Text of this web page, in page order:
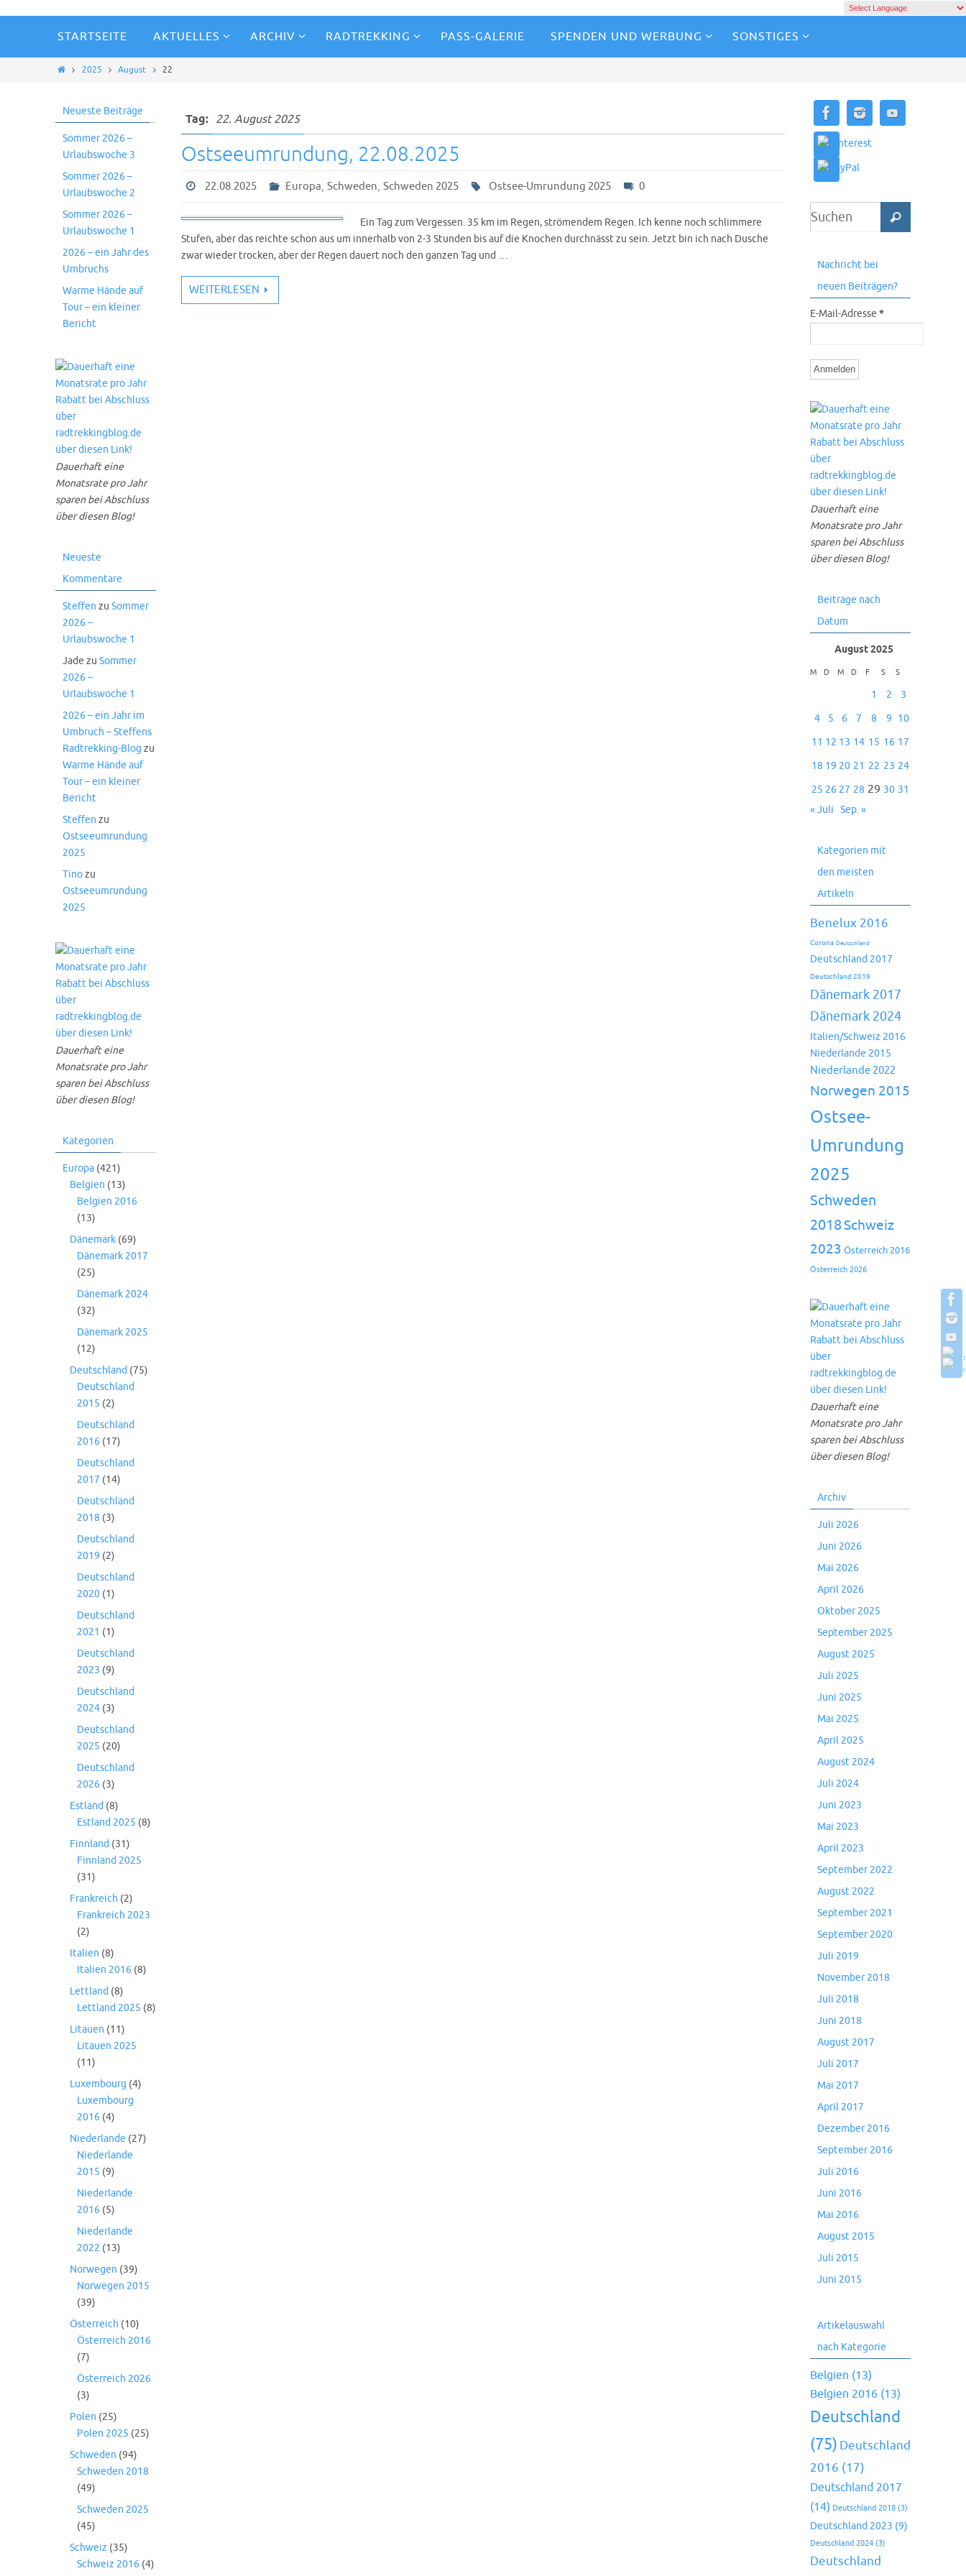
STARTSEITE AKTUELLES ARCHIV RADTREKKING PASS-GALERIE SPENDEN UND WERBUNG SONSTIGES
2025 August 22
Tag: 22. August 2025
Ostseeumrundung, 22.08.2025
22.08.2025 Europa, Schweden, Schweden 2025 Ostsee-Umrundung 2025 0
Ein Tag zum Vergessen. 35 km im Regen, strömendem Regen. Ich kenne noch schlimmere
Stufen, aber das reichte schon aus um innerhalb von 2-3 Stunden bis auf die Knochen durchnässt zu sein. Jetzt bin ich nach Dusche
zwar wieder trocken, aber der Regen dauert noch den ganzen Tag und …
WEITERLESEN
Neueste Beiträge
Sommer 2026 –
Urlaubswoche 3
Sommer 2026 –
Urlaubswoche 2
Sommer 2026 –
Urlaubswoche 1
2026 – ein Jahr des
Umbruchs
Warme Hände auf
Tour – ein kleiner
Bericht
Dauerhaft eine
Monatsrate pro Jahr
sparen bei Abschluss
über diesen Blog!
Neueste
Kommentare
Steffen zu Sommer
2026 –
Urlaubswoche 1
Jade zu Sommer
2026 –
Urlaubswoche 1
2026 – ein Jahr im
Umbruch – Steffens
Radtrekking-Blog zu
Warme Hände auf
Tour – ein kleiner
Bericht
Steffen zu
Ostseeumrundung
2025
Tinozu
Ostseeumrundung
2025
Dauerhaft eine
Monatsrate pro Jahr
sparen bei Abschluss
über diesen Blog!
Kategorien
Europa (421)
Belgien (13)
Belgien 2016
(13)
Dänemark (69)
Dänemark 2017
(25)
Dänemark 2024
(32)
Dänemark 2025
(12)
Deutschland (75)
Deutschland
2015 (2)
Deutschland
2016 (17)
Deutschland
2017 (14)
Deutschland
2018 (3)
Deutschland
2019 (2)
Deutschland
2020 (1)
Deutschland
2021 (1)
Deutschland
2023 (9)
Deutschland
2024 (3)
Deutschland
2025 (20)
Deutschland
2026 (3)
Estland (8)
Estland 2025 (8)
Finnland (31)
Finnland 2025
(31)
Frankreich (2)
Frankreich 2023
(2)
Italien (8)
Italien 2016 (8)
Lettland (8)
Lettland 2025 (8)
Litauen (11)
Litauen 2025
(11)
Luxembourg (4)
Luxembourg
2016 (4)
Niederlande (27)
Niederlande
2015 (9)
Niederlande
2016 (5)
Niederlande
2022 (13)
Norwegen (39)
Norwegen 2015
(39)
Österreich (10)
Österreich 2016
(7)
Österreich 2026
(3)
Polen (25)
Polen 2025 (25)
Schweden (94)
Schweden 2018
(49)
Schweden 2025
(45)
Schweiz (35)
Schweiz 2016 (4)
Nachricht bei
neuen Beiträgen?
E-Mail-Adresse *
Dauerhaft eine
Monatsrate pro Jahr
sparen bei Abschluss
über diesen Blog!
Beiträge nach
Datum
August 2025
M D M D F S S
1 2
3
4
5 6 7 8 9 10
11 12 13 14 15 16 17
18 19 20 21 22 23 24
25 26 27 28 29 30 31
« Juli Sep. »
Kategorien mit
den meisten
Artikeln
Benelux 2016
Corona Deutschland
Deutschland 2017
Deutschland 2019
Dänemark 2017
Dänemark 2024
Italien/Schweiz 2016
Niederlande 2015
Niederlande 2022
Norwegen 2015
Ostsee-
Umrundung
2025
Schweden
2018Schweiz
2023 Österreich 2016
Österreich 2026
Dauerhaft eine
Monatsrate pro Jahr
sparen bei Abschluss
über diesen Blog!
Archiv
Juli 2026
Juni 2026
Mai 2026
April 2026
Oktober 2025
September 2025
August 2025
Juli 2025
Juni 2025
Mai 2025
April 2025
August 2024
Juli 2024
Juni 2023
Mai 2023
April 2023
September 2022
August 2022
September 2021
September 2020
Juli 2019
November 2018
Juli 2018
Juni 2018
August 2017
Juli 2017
Mai 2017
April 2017
Dezember 2016
September 2016
Juli 2016
Juni 2016
Mai 2016
August 2015
Juli 2015
Juni 2015
Artikelauswahl
nach Kategorie
Belgien (13)
Belgien 2016 (13)
Deutschland
(75) Deutschland
2016 (17)
Deutschland 2017
(14) Deutschland 2018 (3)
Deutschland 2023 (9)
Deutschland 2024 (3)
Deutschland